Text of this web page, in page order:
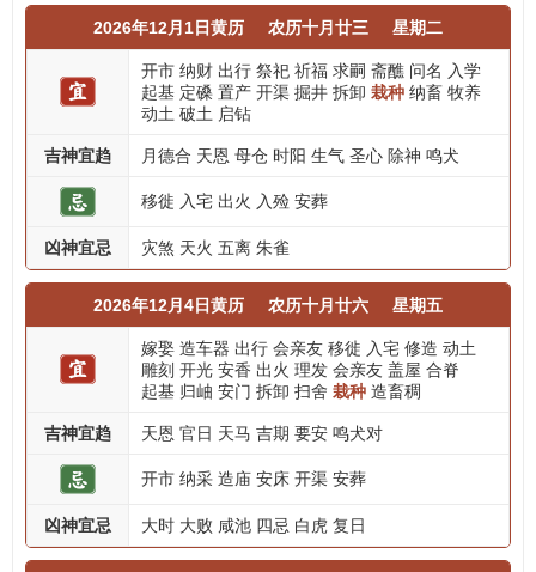
2026年12月1日黄历 农历十月廿三 星期二
开市 纳财 出行 祭祀 祈福 求嗣 斋醮 问名 入学
起基 定磉 置产 开渠 掘井 拆卸 栽种 纳畜 牧养
动土 破土 启钻
吉神宜趋 月德合 天恩 母仓 时阳 生气 圣心 除神 鸣犬
移徙 入宅 出火 入殓 安葬
凶神宜忌 灾煞 天火 五离 朱雀
2026年12月4日黄历 农历十月廿六 星期五
嫁娶 造车器 出行 会亲友 移徙 入宅 修造 动土
雕刻 开光 安香 出火 理发 会亲友 盖屋 合脊
起基 归岫 安门 拆卸 扫舍 栽种 造畜稠
吉神宜趋 天恩 官日 天马 吉期 要安 鸣犬对
开市 纳采 造庙 安床 开渠 安葬
凶神宜忌 大时 大败 咸池 四忌 白虎 复日